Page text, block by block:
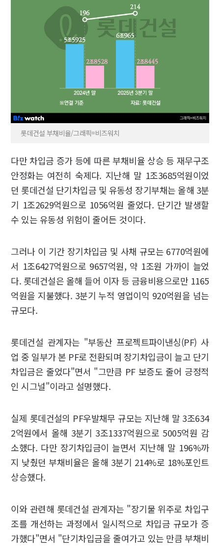
롯데건설 부채비율/그래픽=비즈워치
다만 차입금 증가 등에 따른 부채비율 상승 등 재무구조
안정화는 여전히 숙제다. 지난해 말 1조3685억원이었
던 롯데건설 단기차입금 및 유동성 장기부채는 올해 3분
기 1조2629억원으로 1056억원 줄었다. 단기간 발생할
수 있는 유동성 위험이 줄어든 것이다.
그러나 이 기간 장기차입금 및 사채 규모는 6770억원에
서 1조6427억원으로 9657억원, 약 1조원 가까이 늘었
다. 롯데건설은 올해 들어 이자 등 금융비용으로만 1165
억원을 지불했다. 3분기 누적 영업이익 920억원을 넘는
규모다.
롯데건설 관계자는 "부동산 프로젝트파이낸싱(PF) 사
업 중 일부가 본 PF로 전환되며 장기차입금이 늘고 단기
차입금은 줄었다"면서 "그만큼 PF 보증도 줄어 긍정적
인 시그널"이라고 설명했다.
실제 롯데건설의 PF우발채무 규모는 지난해 말 3조634
2억원에서 올해 3분기 3조1337억원으로 5005억원 감
소했다. 다만 장기차입금이 늘면서 지난해 말 196%까
지 낮췄던 부채비율은 올해 3분기 214%로 18%포인트
상승했다.
이와 관련해 롯데건설 관계자는 "장기물 위주로 차입구
조를 개선하는 과정에서 일시적으로 차입금 규모가 증
가했다"면서 "단기차입금을 줄여가고 있는 만큼 부채비